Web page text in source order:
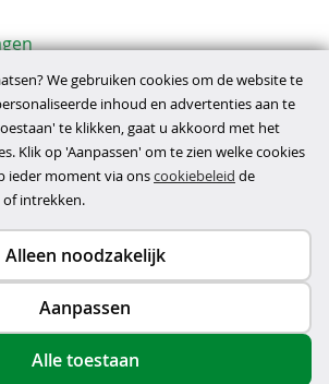
We gebruiken cookies om de website te
inhoud en advertenties aan te
te klikken, gaat u akkoord met het
Klik op 'Aanpassen' om te zien welke cookies
ieder moment via onscookiebeleid de
intrekken.
Alleen noodzakelijk
Aanpassen
Alle toestaan